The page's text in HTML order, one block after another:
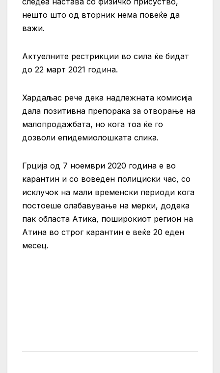
нешто што од вторник нема повеќе да
важи.
Актуелните рестрикции во сила ќе бидат
до 22 март 2021 година.
Хардаљас рече дека надлежната комисија
дала позитивна препорака за отворање на
малопродажбата, но кога тоа ќе го
дозволи епидемиолошката слика.
Грција од 7 ноември 2020 година е во
карантин и со воведен полициски час, со
исклучок на мали временски периоди кога
постоеше олабавување на мерки, додека
пак областа Атика, поширокиот регион на
Атина во строг карантин е веќе 20 еден
месец.